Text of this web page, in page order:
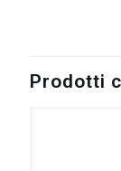
Prodotti